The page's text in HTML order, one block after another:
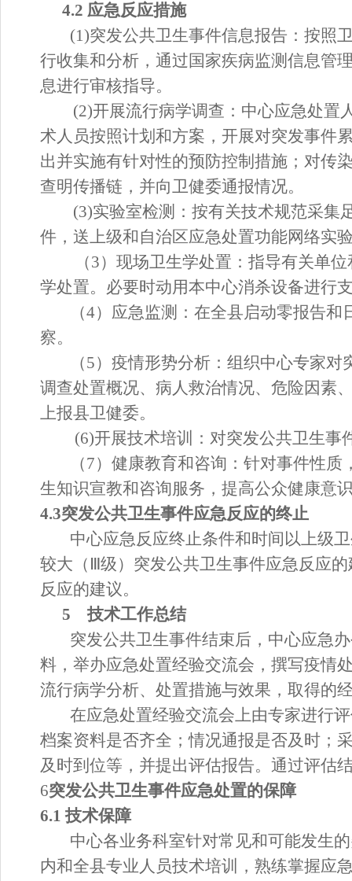
4.2 应急反应措施
(1)突发公共卫生事件信息报告：按照
行收集和分析，通过国家疾病监测信息管
息进行审核指导。
(2)开展流行病学调查：中心应急处置
术人员按照计划和方案，开展对突发事件
出并实施有针对性的预防控制措施；对传
查明传播链，并向卫健委通报情况。
(3)实验室检测：按有关技术规范采集
件，送上级和 自治区应急处置功能网络实
（3）现场卫生学处置 ：指导有关单
学处置。必要时动用本中心消杀设备进行
（4）应急监测：在全县启动零报告和
察。
（5）疫情形势分析：组织中心专家对
调查处置概况、病人救治情况、危险因素
上报县卫健委。
(6)开展技术培训：对突发公共卫生事
（7）健康教育和咨询：针对事件性
生知识宣教和咨询服务，提高公众健康意
4.3突发公共卫生事件应急反应的终止
中心应急反应终止条件和时间以上级
较大（ Ⅲ级）突发公共卫生事件应急反应
反应的建议。
5 技术工作总结
突发公共卫生事件结束后，中心应急
料，举办应急处置经验交流会，撰写疫情
流行病学分析、 处置措施与效果，取得的
在应急处置经验交流会上由专家进行
档案资料是否齐全；情况通报是否及时；
及时到位等，并提出评估报告。通过评估
6突发公共卫生事件应急处置的保障
6.1 技术保障
中心各业务科室针对常见和可能发生
内和全县专业人员技术培训，熟练掌握应